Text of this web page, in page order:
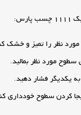
نظر را تمیز و خشک
مورد نظر بمالید.
کردن سطوح خودداری